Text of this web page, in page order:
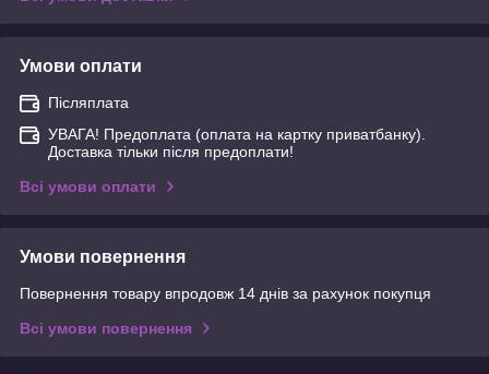
Умови оплати
Післяплата
УВАГА! Предоплата (оплата на картку приватбанку).
Доставка тільки після предоплати!
Всі умови оплати
Умови повернення
Повернення товару впродовж 14 днів за рахунок покупця
Всі умови повернення